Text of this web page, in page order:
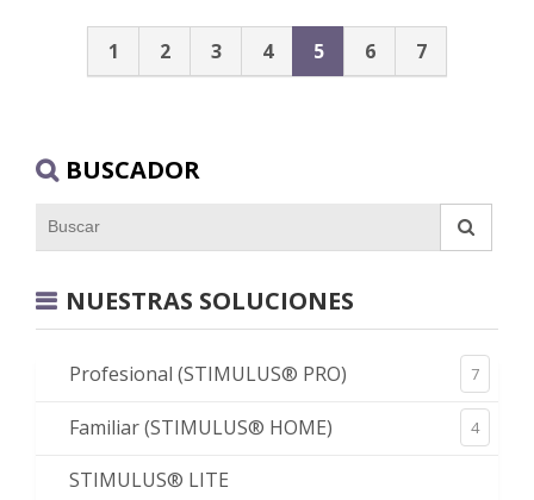
1 2 3 4 5 6 7
BUSCADOR
NUESTRAS SOLUCIONES
Profesional (STIMULUS® PRO) 7
Familiar (STIMULUS® HOME) 4
STIMULUS® LITE